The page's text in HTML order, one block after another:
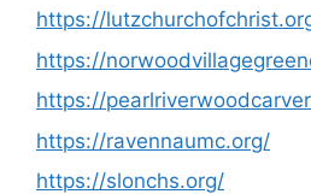
https://
https://
https://
https://ravennaumc.org/
https://slonchs.org/